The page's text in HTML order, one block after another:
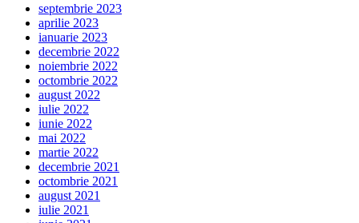
septembrie 2023
aprilie 2023
ianuarie 2023
decembrie 2022
noiembrie 2022
octombrie 2022
august 2022
iulie 2022
iunie 2022
mai 2022
martie 2022
decembrie 2021
octombrie 2021
august 2021
iulie 2021